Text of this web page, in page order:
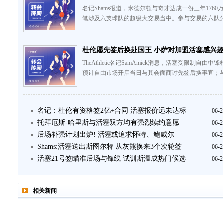
名记Shams报道，米德尔顿与奇才达成一份三年
笔涉及六支球队的超级大交易当中。参与交易的六
杜伦愿先签后换赴国王 小萨对加盟活塞感兴趣
TheAthletic名记SamAmick消息，活塞受限制自由中
预计自由市场开启当日与其会面商讨先签后换事宜
名记：杜伦有资格签2亿+合同 活塞报价远未达标 06-
托拜厄斯-哈里斯与活塞双方均有强烈续约意愿 06-
后场补强计划出炉! 活塞或追求怀特、鲍威尔 06-
Shams:活塞送出斯图尔特 从灰熊换来3个次轮签 06-
活塞21号签瞄准后场与锋线 试训斯温成热门候选 06-
相关新闻